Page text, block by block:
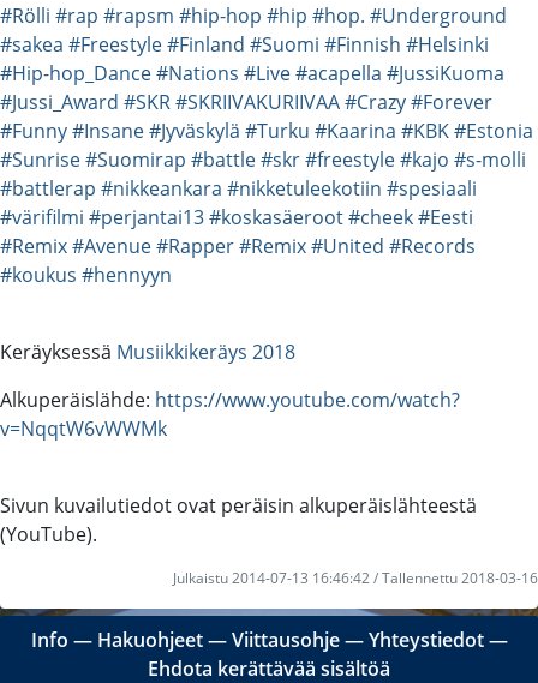
#Rölli #rap #rapsm #hip-hop #hip #hop. #Underground
#sakea #Freestyle#Finland #Suomi #Finnish #Helsinki
#Hip-hop_Dance#Nations #Live#acapella #JussiKuoma
#Jussi_Award #SKR#SKRIIVAKURIIVAA#Crazy#Forever
#Funny#Insane#Jyväskylä #Turku #Kaarina #KBK#Estonia
#Sunrise#Suomirap #battle#skr#freestyle#kajo #s-molli
#battlerap #nikkeankara #nikketuleekotiin #spesiaali
#värifilmi #perjantai13#koskasäeroot#cheek#Eesti
#Remix#Avenue#Rapper#Remix#United #Records
#koukus #hennyyn
Keräyksessä Musiikkikeräys 2018
Alkuperäislähde: https://www.youtube.com/watch?
v=NqqtW6vWWMk
Sivun kuvailutiedot ovat peräisin alkuperäislähteestä
(YouTube).
Julkaistu 2014-07-13 16:46:42 / Tallennettu 2018-03-16
Info ― Hakuohjeet―Viittausohje―Yhteystiedot―
Ehdota kerättävää sisältöä